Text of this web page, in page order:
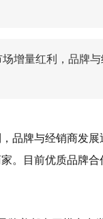
增量红利，品牌
品牌与经销商发
。目前优质品牌